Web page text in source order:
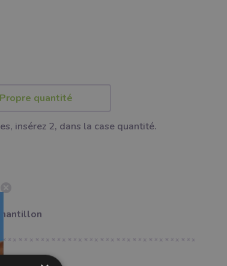
insérez 2, dans la case quantité.